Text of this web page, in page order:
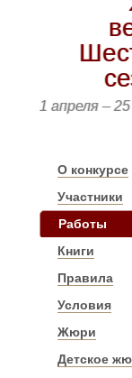
1 апреля –
О конкурсе
Участники
Работы
Книги
Правила
Условия
Жюри
Детское